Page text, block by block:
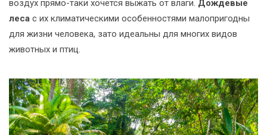
воздух прямо-таки хочется выжать от влаги. Дождевые
леса с их климатическими особенностями малопригодны
для жизни человека, зато идеальны для многих видов
животных и птиц.